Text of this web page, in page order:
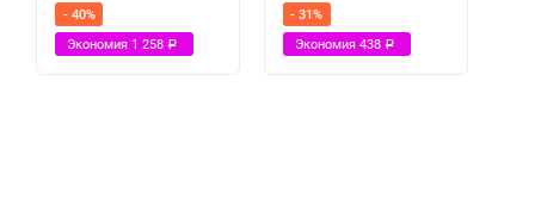
- 40%
Экономия 1 258 Р
- 31%
Экономия 438 Р